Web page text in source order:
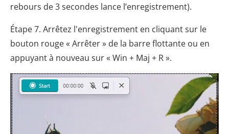
rebours de 3 secondes lance l’enregistrement).
Étape 7. Arrêtez l'enregistrement en cliquant sur le
bouton rouge « Arrêter » de la barre flottante ou en
appuyant à nouveau sur « Win + Maj + R ».